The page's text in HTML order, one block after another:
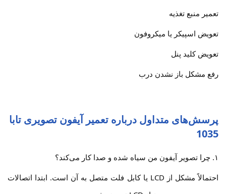
تعمیر منبع تغذیه
تعویض اسپیکر یا میکروفون
تعویض کلید پنل
رفع مشکل باز نشدن درب
پرسش‌های متداول درباره تعمیر آیفون تصویری تابا
1035
۱. چرا تصویر آیفون من سیاه شده و صدا کار می‌کند؟
احتمالاً مشکل از LCD یا کابل فلت متصل به آن است. ابتدا اتصالات